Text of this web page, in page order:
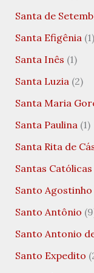
Santa de
Santa Efigênia(1)
Santa Inês (1)
Santa Luzia(2)
Santa Maria
Santa Paulina(1)
Santa Rita de
Santas Católicas
Santo Agostinho
Santo Antônio
Santo Antonio
Santo Expedito